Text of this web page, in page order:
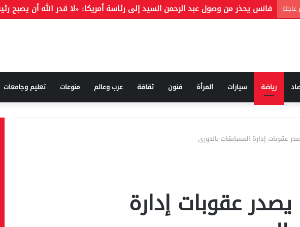
عاجلة وزيرة الأسرة التركية: كنت أتمنى رؤية محمد صلاح بقميص بشكتاش
رياضة سيارات المرأة فنون ثقافة عرب وعالم منوعات تعليم وجامعات
عقوبات إدارة المسابقات بالدورى
يصدر عقوبات إدارة